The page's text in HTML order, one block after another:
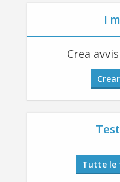
I
Crea
Tutte le